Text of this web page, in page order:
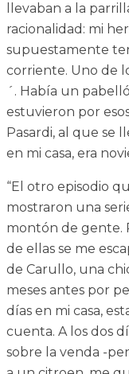
llevaban a la
racionalidad: mi
supuestamente
corriente. Uno de
´. Había un
estuvieron por
Pasardi, al que se
en mi casa, era
“El otro episodio
mostraron una
montón de gente.
de ellas se me
de Carullo, una
meses antes por
días en mi casa,
cuenta. A los dos
sobre la venda -